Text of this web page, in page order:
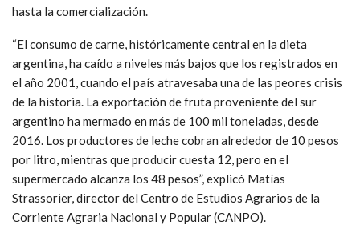
hasta la comercialización.
“El consumo de carne, históricamente central en la dieta
argentina, ha caído a niveles más bajos que los registrados en
el año 2001, cuando el país atravesaba una de las peores crisis
de la historia. La exportación de fruta proveniente del sur
argentino ha mermado en más de 100 mil toneladas, desde
2016. Los productores de leche cobran alrededor de 10 pesos
por litro, mientras que producir cuesta 12, pero en el
supermercado alcanza los 48 pesos”, explicó Matías
Strassorier, director del Centro de Estudios Agrarios de la
Corriente Agraria Nacional y Popular (CANPO).